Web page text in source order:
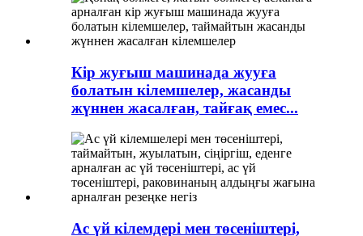
Кір жуғыш машинада жууға
болатын кілемшелер, жасанды
жүннен жасалған, тайғақ емес...
Ас үй кілемдері мен төсеніштері,